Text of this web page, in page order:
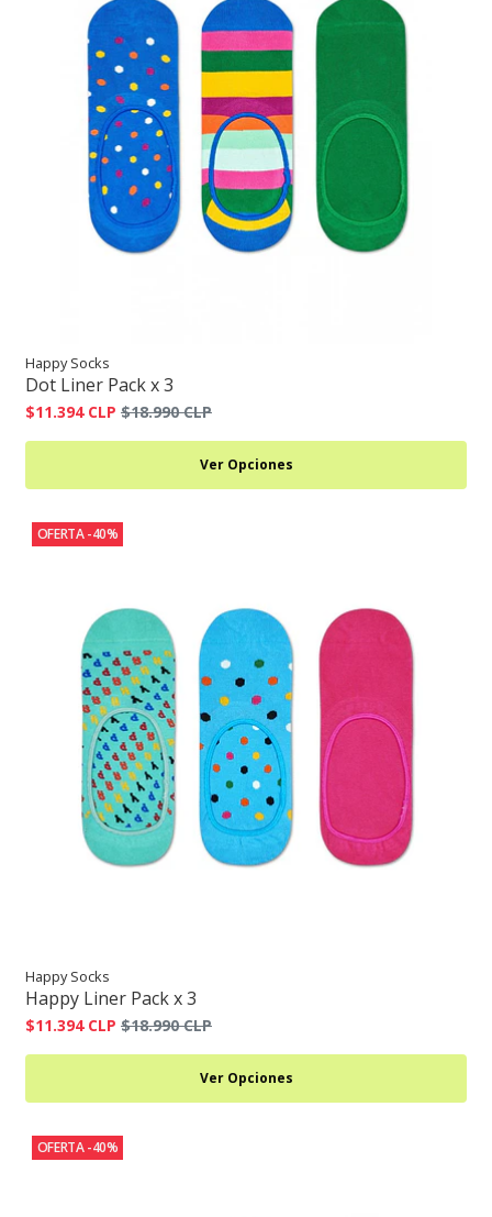
Happy Socks
Dot Liner Pack x 3
$11.394 CLP $18.990 CLP
Ver Opciones
OFERTA -40%
Happy Socks
Happy Liner Pack x 3
$11.394 CLP $18.990 CLP
Ver Opciones
OFERTA -40%